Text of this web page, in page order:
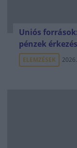
Uniós
pénzek
ELEMZÉSEK